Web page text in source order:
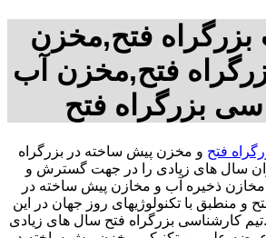
فتح,مخزن
فتح,مخزن آب
بزرگراه فتح
فتح و مخزن پیش ساخته در بزرگراه
سال های زیادی را در جهت گسترش و
ذخیره آب و مخازن پیش ساخته در
و منطبق با تکنولوژیهای روز جهان در این
کارشناسی بزرگراه فتح سال های زیادی